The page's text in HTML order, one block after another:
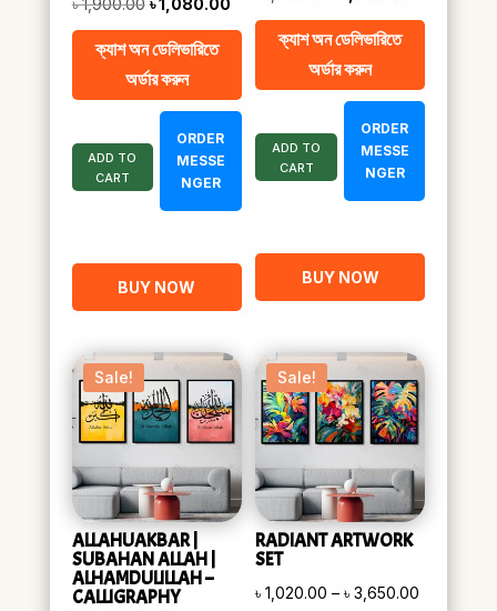
price
was:
৳ 1,900.00.
price
৳ 1,080.00.
ক্যাশ অন ডেলিভারিতে
অর্ডার করুন
ADD TO
CART
ORDER
MESSE
NGER
BUY NOW
price
was:
৳ 1,800.00.
price
ক্যাশ অন ডেলিভারিতে
অর্ডার করুন
ADD TO
CART
ORDER
MESSE
NGER
BUY NOW
Sale!
ALLAHUAKBAR |
SUBAHAN ALLAH |
ALHAMDULILLAH –
CALLIGRAPHY
Sale!
RADIANT ARTWORK
SET
৳1,020.00 – ৳3,650.00